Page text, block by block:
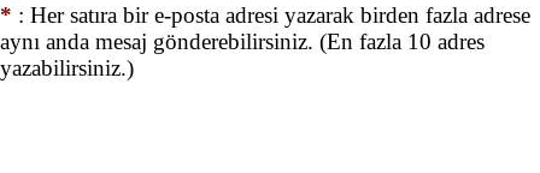
* : Her satıra bir e-posta adresi yazarak birden fazla adrese
aynı anda mesaj gönderebilirsiniz. (En fazla 10 adres
yazabilirsiniz.)